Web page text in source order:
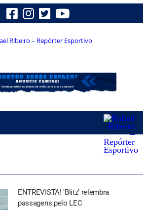
ENTREVISTA! ‘Blitz’ relembra
passagens pelo LEC